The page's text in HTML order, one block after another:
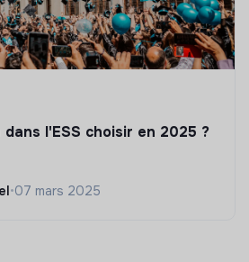
l'ESS choisir en 2025 ?
•07 mars 2025